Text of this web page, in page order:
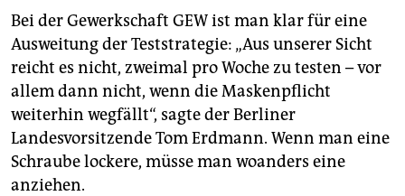
Bei der Gewerkschaft GEW ist man klar für eine
Ausweitung der Teststrategie: „Aus unserer Sicht
reicht es nicht, zweimal pro Woche zu testen – vor
allem dann nicht, wenn die Maskenpflicht
weiterhin wegfällt“, sagte der Berliner
Landesvorsitzende Tom Erdmann. Wenn man eine
Schraube lockere, müsse man woanders eine
anziehen.